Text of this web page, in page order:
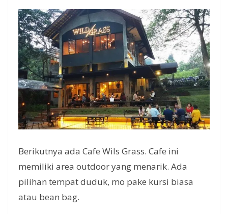
Berikutnya ada Cafe Wils Grass. Cafe ini
memiliki area outdoor yang menarik. Ada
pilihan tempat duduk, mo pake kursi biasa
atau bean bag.